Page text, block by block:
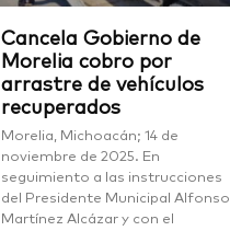
Cancela Gobierno de
Morelia cobro por
arrastre de vehículos
recuperados
Morelia, Michoacán; 14 de
noviembre de 2025. En
seguimiento a las instrucciones
del Presidente Municipal Alfonso
Martínez Alcázar y con el